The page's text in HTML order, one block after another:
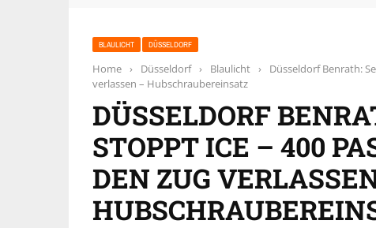
BLAULICHT DÜSSELDORF
Home › Düsseldorf › Blaulicht ›
Düsseldorf Benrath:
verlassen – Hubschraubereinsatz
DÜSSELDORF
STOPPT ICE – 400
DEN ZUG